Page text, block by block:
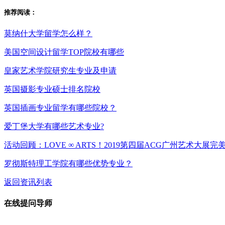
推荐阅读：
莫纳什大学留学怎么样？
美国空间设计留学TOP院校有哪些
皇家艺术学院研究生专业及申请
英国摄影专业硕士排名院校
英国插画专业留学有哪些院校？
爱丁堡大学有哪些艺术专业?
活动回顾：LOVE ∞ ARTS！2019第四届ACG广州艺术大展完
罗彻斯特理工学院有哪些优势专业？
返回资讯列表
在线提问导师